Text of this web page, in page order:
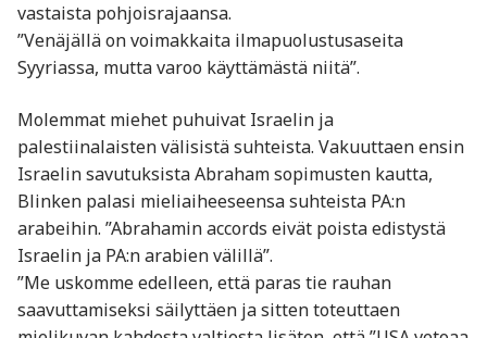
vastaista pohjoisrajaansa.
”Venäjällä on voimakkaita ilmapuolustusaseita
Syyriassa, mutta varoo käyttämästä niitä”.
Molemmat miehet puhuivat Israelin ja
palestiinalaisten välisistä suhteista. Vakuuttaen ensin
Israelin savutuksista Abraham sopimusten kautta,
Blinken palasi mieliaiheeseensa suhteista PA:n
arabeihin. ”Abrahamin accords eivät poista edistystä
Israelin ja PA:n arabien välillä”.
”Me uskomme edelleen, että paras tie rauhan
saavuttamiseksi säilyttäen ja sitten toteuttaen